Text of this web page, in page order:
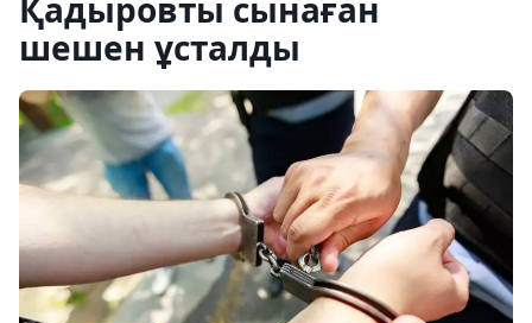
Қадыровты сынаған
шешен ұсталды